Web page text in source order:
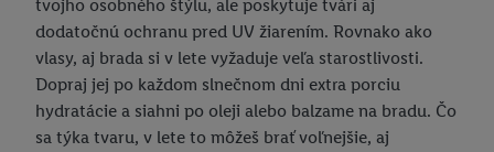
tvojho osobného štýlu, ale poskytuje tvári aj
dodatočnú ochranu pred UV žiarením. Rovnako ako
vlasy, aj brada si v lete vyžaduje veľa starostlivosti.
Dopraj jej po každom slnečnom dni extra porciu
hydratácie a siahni po oleji alebo balzame na bradu. Čo
sa týka tvaru, v lete to môžeš brať voľnejšie, aj